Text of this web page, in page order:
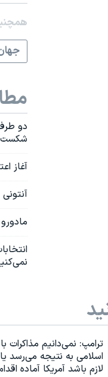
دو
شکست
آغاز
ترامپ: نمی‌دانیم مذاکرات
اسلامی به نتیجه می‌رسد یا
لازم باشد آمریکا آماده